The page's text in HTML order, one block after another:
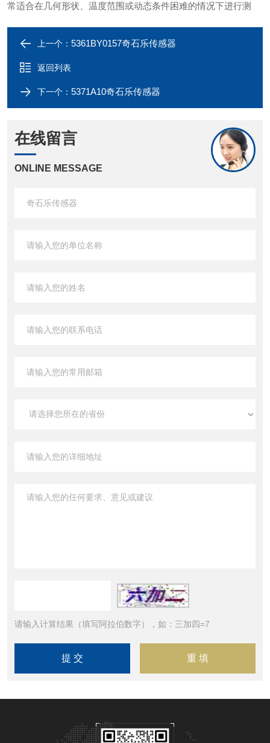
常适合在几何形状、温度范围或动态条件困难的情况下进行测
上一个： 5361BY0157奇石乐传感器
返回列表
下一个： 5371A10奇石乐传感器
在线留言
ONLINE MESSAGE
请输入计算结果（填写阿拉伯数字），如：三加四=7